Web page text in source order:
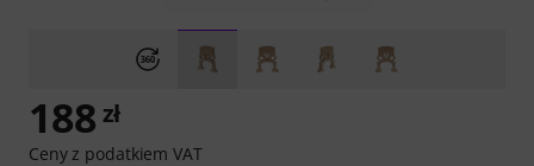
188 zł
Ceny z podatkiem VAT